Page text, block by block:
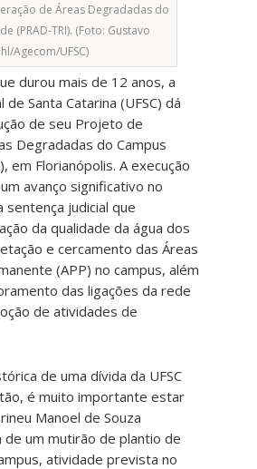
de Áreas Degradadas do
(PRAD-TRI). (Foto: Gustavo
Agecom/UFSC)
durou mais de 12 anos, a
Santa Catarina (UFSC) dá
de seu Projeto de
Degradadas do Campus
em Florianópolis. A execução
avanço significativo no
judicial que
da qualidade da água dos
e cercamento das Áreas
(APP) no campus, além
das ligações da rede
de atividades de
de uma dívida da UFSC
é muito importante estar
Manoel de Souza
de um mutirão de plantio de
atividade prevista no